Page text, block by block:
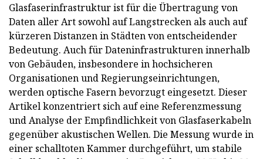
Glasfaserinfrastruktur ist für die Übertragung von
Daten aller Art sowohl auf Langstrecken als auch auf
kürzeren Distanzen in Städten von entscheidender
Bedeutung. Auch für Dateninfrastrukturen innerhalb
von Gebäuden, insbesondere in hochsicheren
Organisationen und Regierungseinrichtungen,
werden optische Fasern bevorzugt eingesetzt. Dieser
Artikel konzentriert sich auf eine Referenzmessung
und Analyse der Empfindlichkeit von Glasfaserkabeln
gegenüber akustischen Wellen. Die Messung wurde in
einer schalltoten Kammer durchgeführt, um stabile